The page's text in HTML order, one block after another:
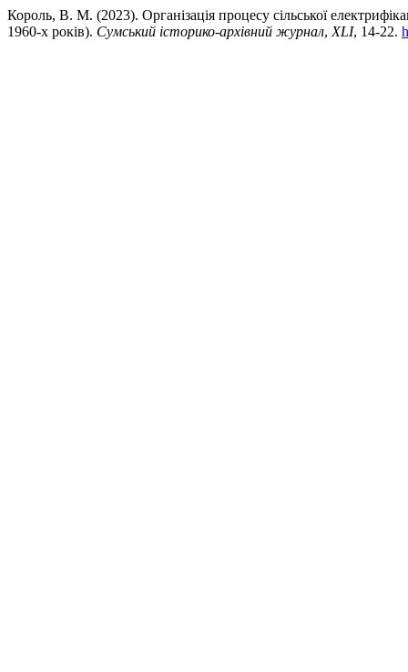
Король, В. М. (2023). Організація процесу сільської
1960-х років). Сумський історико-архівний журнал, XLI, 14-22.